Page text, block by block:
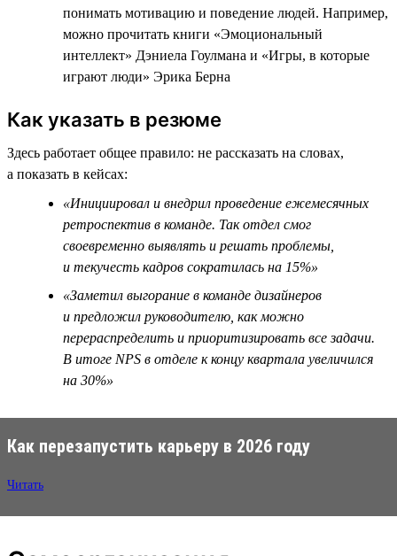
понимать мотивацию и поведение людей. Например,
можно прочитать книги «Эмоциональный
интеллект» Дэниела Гоулмана и «Игры, в которые
играют люди» Эрика Берна
Как указать в резюме
Здесь работает общее правило: не рассказать на словах,
а показать в кейсах:
«Инициировал и внедрил проведение ежемесячных
ретроспектив в команде. Так отдел смог
своевременно выявлять и решать проблемы,
и текучесть кадров сократилась на 15%»
«Заметил выгорание в команде дизайнеров
и предложил руководителю, как можно
перераспределить и приоритизировать все задачи.
В итоге NPS в отделе к концу квартала увеличился
на 30%»
Как перезапустить карьеру в 2026 году
Читать